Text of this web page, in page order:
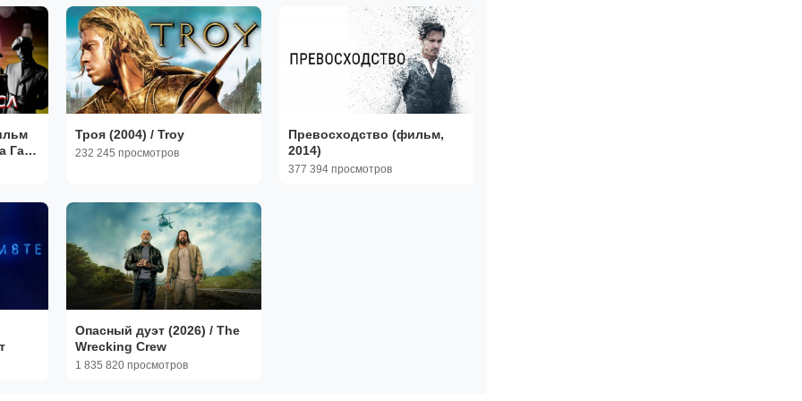
Гай
Троя (2004) / Troy
232 245 просмотров
Превосходство (фильм,
2014)
377 394 просмотров
Опасный дуэт (2026) / The
Wrecking Crew
1 835 820 просмотров